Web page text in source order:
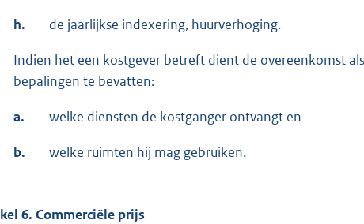
h. de jaarlijkse indexering, huurverhoging.
Indien het een kostgever betreft dient de overeenkomst
bepalingen te bevatten:
a. welke diensten de kostganger ontvangt en
b. welke ruimten hij mag gebruiken.
6. Commerciële prijs